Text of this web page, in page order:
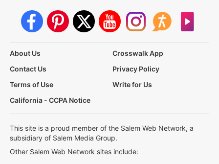
About Us
Crosswalk App
Contact Us
Privacy Policy
Terms of Use
Write for Us
California - CCPA Notice
This site is a proud member of the Salem Web Network, a
subsidiary of Salem Media Group.
Other Salem Web Network sites include: